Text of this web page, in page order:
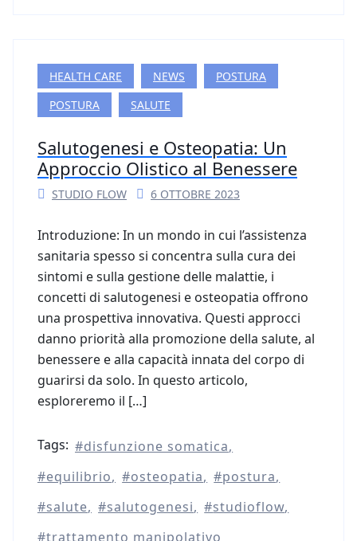
HEALTH CARE NEWS
POSTURA
POSTURA
SALUTE
Salutogenesi e Osteopatia: Un
Approccio Olistico al Benessere
STUDIO FLOW 6 OTTOBRE 2023
Introduzione: In un mondo in cui l’assistenza
sanitaria spesso si concentra sulla cura dei
sintomi e sulla gestione delle malattie, i
concetti di salutogenesi e osteopatia offrono
una prospettiva innovativa. Questi approcci
danno priorità alla promozione della salute, al
benessere e alla capacità innata del corpo di
guarirsi da solo. In questo articolo,
esploreremo il […]
Tags:
disfunzione somatica
equilibrio
osteopatia
postura
salute
salutogenesi
studioflow
trattamento manipolativo